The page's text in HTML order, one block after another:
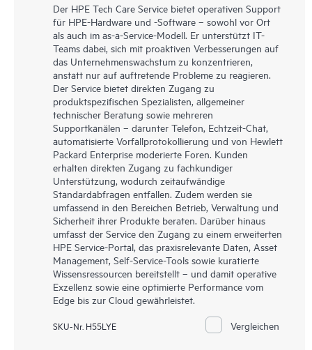
Der HPE Tech Care Service bietet operativen Support
für HPE-Hardware und -Software – sowohl vor Ort
als auch im as-a-Service-Modell. Er unterstützt IT-
Teams dabei, sich mit proaktiven Verbesserungen auf
das Unternehmenswachstum zu konzentrieren,
anstatt nur auf auftretende Probleme zu reagieren.
Der Service bietet direkten Zugang zu
produktspezifischen Spezialisten, allgemeiner
technischer Beratung sowie mehreren
Supportkanälen – darunter Telefon, Echtzeit-Chat,
automatisierte Vorfallprotokollierung und von Hewlett
Packard Enterprise moderierte Foren. Kunden
erhalten direkten Zugang zu fachkundiger
Unterstützung, wodurch zeitaufwändige
Standardabfragen entfallen. Zudem werden sie
umfassend in den Bereichen Betrieb, Verwaltung und
Sicherheit ihrer Produkte beraten. Darüber hinaus
umfasst der Service den Zugang zu einem erweiterten
HPE Service-Portal, das praxisrelevante Daten, Asset
Management, Self-Service-Tools sowie kuratierte
Wissensressourcen bereitstellt – und damit operative
Exzellenz sowie eine optimierte Performance vom
Edge bis zur Cloud gewährleistet.
SKU-Nr. H55LYE Vergleichen